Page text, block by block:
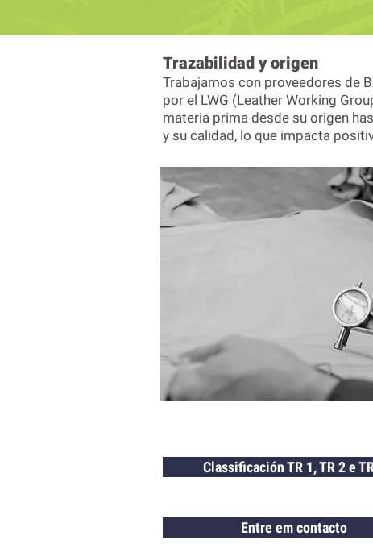
Trazabilidad y origen
Trabajamos con proveedores de
por el LWG (Leather Working
materia prima desde su origen
y su calidad, lo que impacta
Classificación TR 1, TR 2 e
Entre em contacto